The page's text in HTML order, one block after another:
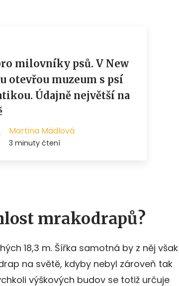
mrakodrapů?
18,3 m. Šířka samotná by z něj však
na světě, kdyby nebyl zároveň tak
výškových budov se totiž určuje